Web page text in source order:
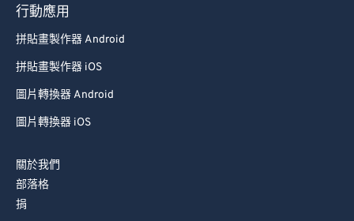
行動應用
拼貼畫製作器 Android
拼貼畫製作器 iOS
圖片轉換器 Android
圖片轉換器 iOS
關於我們
部落格
捐